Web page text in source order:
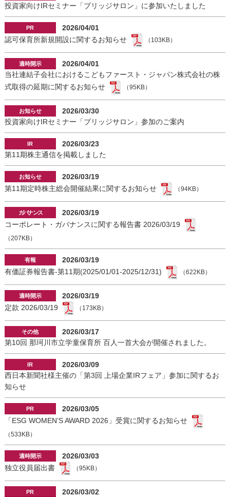
投資家向けIRセミナー「ブリッジサロン」に参加いたしました
2026/04/01
認可保育所新規開設に関するお知らせ
（103KB）
2026/04/01
当社連結子会社におけるこどもファースト・ジャパン株式会社の株
式取得の延期に関するお知らせ
（95KB）
2026/03/30
投資家向けIRセミナー「ブリッジサロン」参加のご案内
2026/03/23
第11期株主通信を掲載しました
2026/03/19
第11期定時株主総会開催結果に関するお知らせ
（94KB）
2026/03/19
コーポレート・ガバナンスに関する報告書 2026/03/19
（207KB）
2026/03/19
有価証券報告書-第11期(2025/01/01-2025/12/31)
（622KB）
2026/03/19
定款 2026/03/19
（173KB）
2026/03/17
第10回 那珂川市立学童保育所 百人一首大会が開催されました。
2026/03/09
西日本新聞社様主催の「第3回 上場企業IRフェア」参加に関するお
知らせ
2026/03/05
「ESG WOMEN’S AWARD 2026」受賞に関するお知らせ
（533KB）
2026/03/03
独立役員届出書
（95KB）
2026/03/02